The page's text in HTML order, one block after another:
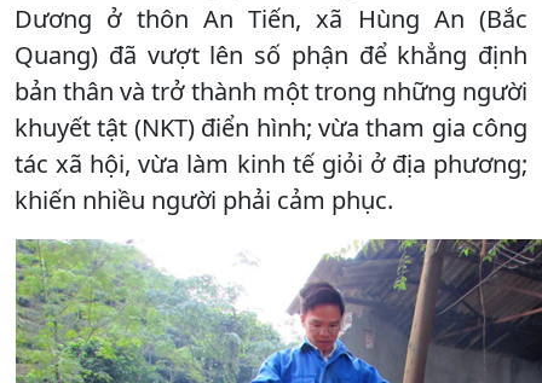
Dương ở thôn An Tiến, xã Hùng An (Bắc
Quang) đã vượt lên số phận để khẳng định
bản thân và trở thành một trong những người
khuyết tật (NKT) điển hình; vừa tham gia công
tác xã hội, vừa làm kinh tế giỏi ở địa phương;
khiến nhiều người phải cảm phục.